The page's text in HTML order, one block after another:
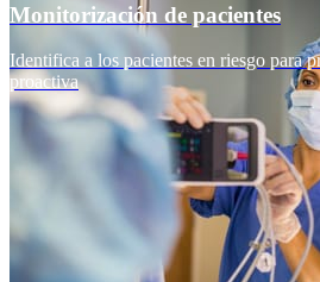
Monitorización de pacientes
Identifica a los pacientes en riesgo para
proactiva